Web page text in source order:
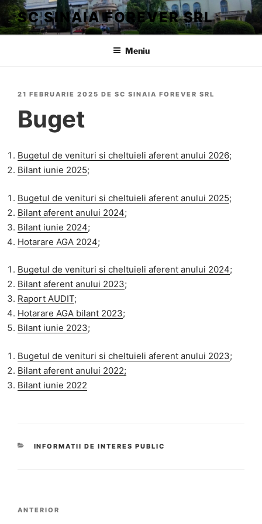
Sari
conținut
SC SINAIA FOREVER SRL
Meniu
PUBLICAT
21 FEBRUARIE 2025 DE SC SINAIA FOREVER SRL
Buget
Bugetul de venituri si cheltuieli aferent anului 2026;
Bilant iunie 2025;
Bugetul de venituri si cheltuieli aferent anului 2025;
Bilant aferent anului 2024;
Bilant iunie 2024;
Hotarare AGA 2024;
Bugetul de venituri si cheltuieli aferent anului 2024;
Bilant aferent anului 2023;
Raport AUDIT;
Hotarare AGA bilant 2023;
Bilant iunie 2023;
Bugetul de venituri si cheltuieli aferent anului 2023;
Bilant aferent anului 2022;
Bilant iunie 2022
CATEGORII
INFORMATII DE INTERES PUBLIC
Navigare
Articolul
ANTERIOR